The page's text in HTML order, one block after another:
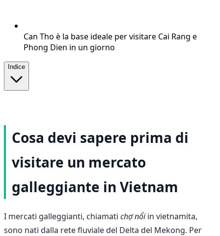
Can Tho è la base ideale per visitare Cai Rang e
Phong Dien in un giorno
Indice
Cosa devi sapere prima di
visitare un mercato
galleggiante in Vietnam
I mercati galleggianti, chiamati chợ nổiin vietnamita,
sono nati dalla rete fluviale del Delta del Mekong. Per